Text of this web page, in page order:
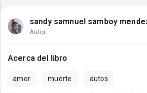
sandy samnuel samboy
Autor
Acerca del libro
amor muerte autos